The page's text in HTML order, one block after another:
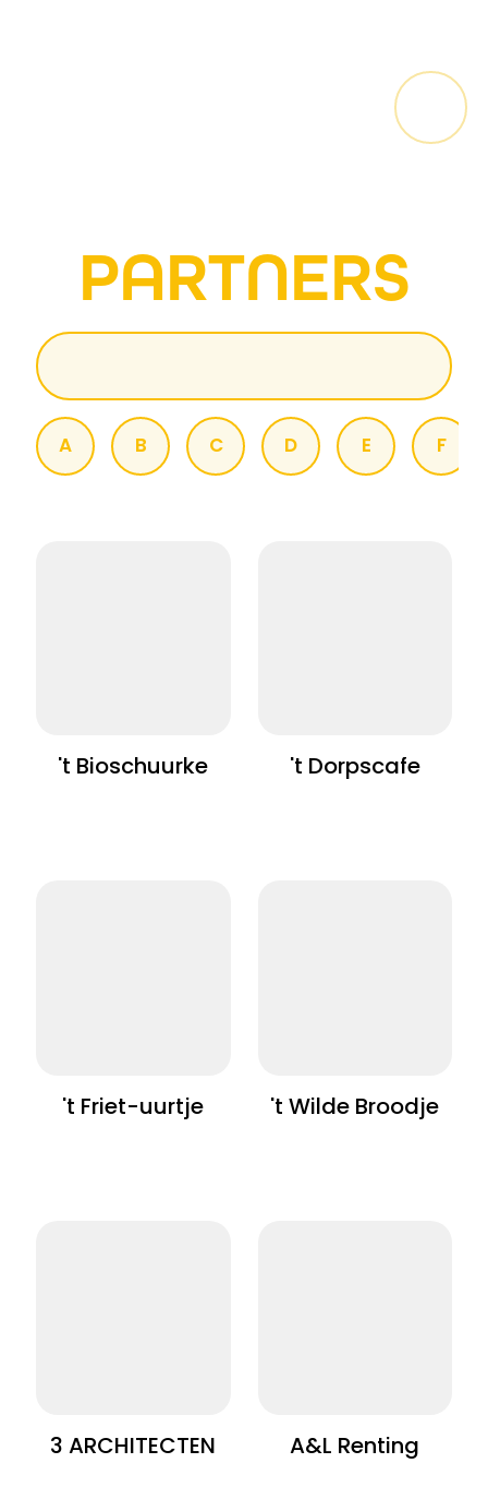
PARTNERS
A B C D E F
't Bioschuurke 't Dorpscafe
't Friet-uurtje 't Wilde Broodje
3 ARCHITECTEN A&L Renting